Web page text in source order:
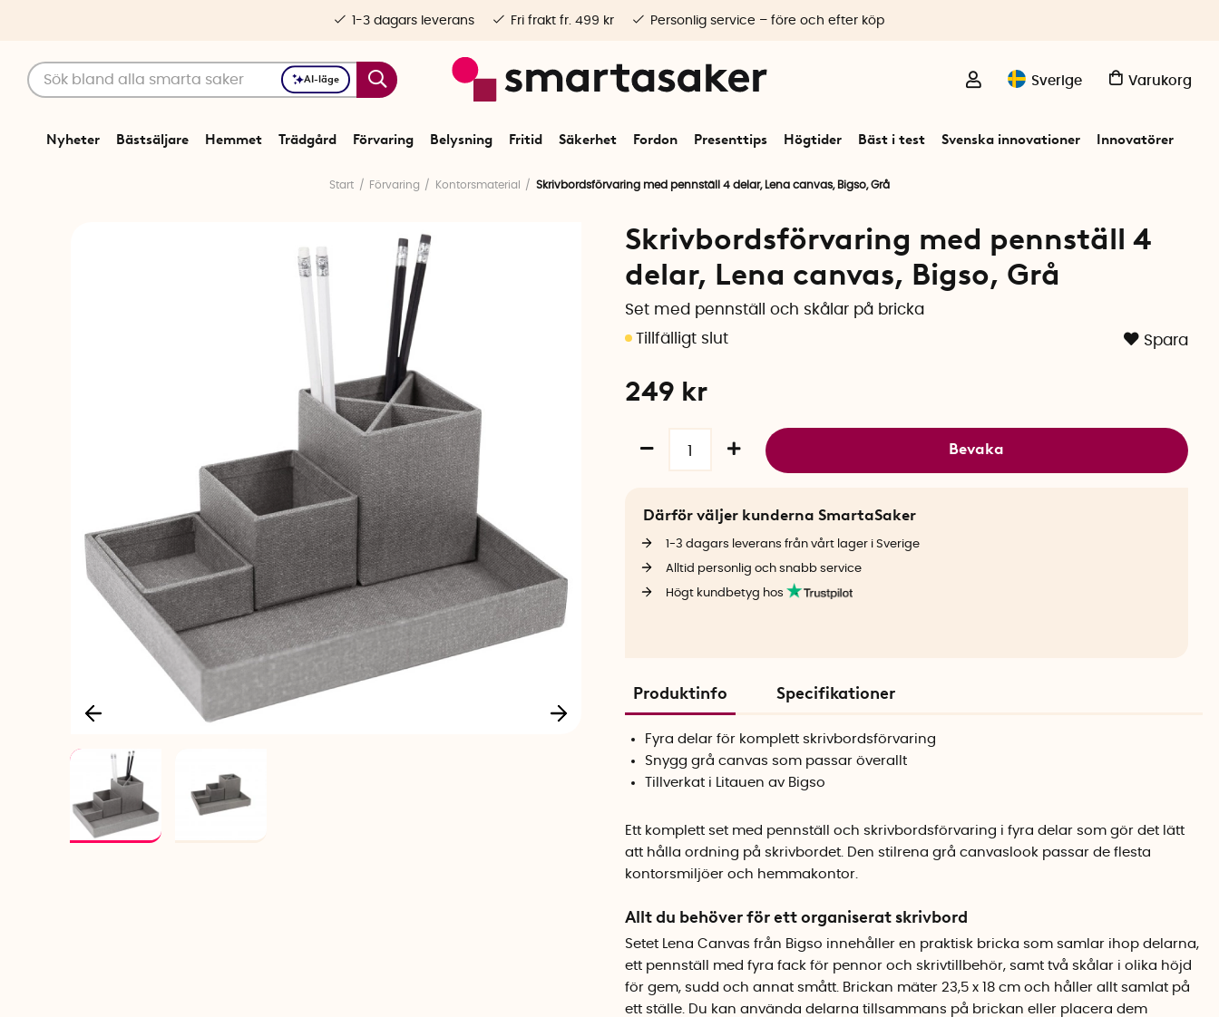
AI-läge Sverige Varukorg
Nyheter Bästsäljare Hemmet Trädgård Förvaring Belysning Fritid Säkerhet Fordon Presenttips Högtider Bäst i test Svenska innovationer Innovatörer
1-3 dagars leverans Fri frakt fr. 499 kr Personlig service – före och efter köp
Start Förvaring Kontorsmaterial Skrivbordsförvaring med pennställ 4 delar, Lena canvas, Bigso, Grå
Skrivbordsförvaring med pennställ 4
delar, Lena canvas, Bigso, Grå
Set med pennställ och skålar på bricka
Spara
249 kr
Bevaka
Därför väljer kunderna SmartaSaker
1-3 dagars leverans från vårt lager i Sverige
Alltid personlig och snabb service
Högt kundbetyg hos
Produktinfo Specifikationer
Fyra delar för komplett skrivbordsförvaring
Snygg grå canvas som passar överallt
Tillverkat i Litauen av Bigso
Ett komplett set med pennställ och skrivbordsförvaring i fyra delar som gör det lätt
att hålla ordning på skrivbordet. Den stilrena grå canvaslook passar de flesta
kontorsmiljöer och hemmakontor.
Allt du behöver för ett organiserat skrivbord
Setet Lena Canvas från Bigso innehåller en praktisk bricka som samlar ihop delarna,
ett pennställ med fyra fack för pennor och skrivtillbehör, samt två skålar i olika höjd
för gem, sudd och annat smått. Brickan mäter 23,5 x 18 cm och håller allt samlat på
ett ställe. Du kan använda delarna tillsammans på brickan eller placera dem